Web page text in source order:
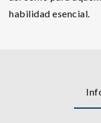
habilidad esencial.